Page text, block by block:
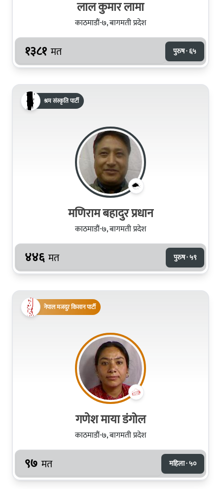
लाल कुमार लामा
काठमाडौं-७, बागमती प्रदेश
१३८१ मत पुरुष · ६५
श्रम संस्कृति पार्टी
मणिराम बहादुर प्रधान
काठमाडौं-७, बागमती प्रदेश
४४६ मत पुरुष · ५९
नेपाल मजदुर किसान पार्टी
गणेश माया डंगोल
काठमाडौं-७, बागमती प्रदेश
९७ मत महिला · ५०